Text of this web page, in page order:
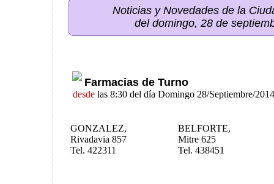
Noticias y Novedades de la
del domingo, 28 de
Farmacias de Turno
desde las 8:30 del día Domingo 28/Septiembre/2014
GONZALEZ,
Rivadavia 857
Tel. 422311
BELFORTE,
Mitre 625
Tel. 438451